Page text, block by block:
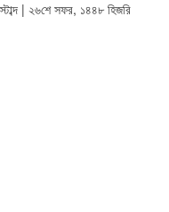
| ২৬শে সফর, ১৪৪৮ হিজরি